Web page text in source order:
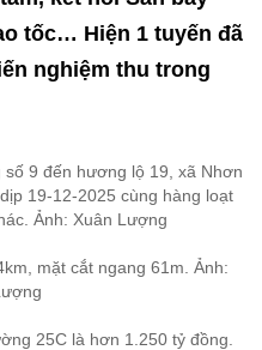
tốc… Hiện 1 tuyến đã
nghiệm thu trong
9 đến hương lộ 19, xã Nhơn
19-12-2025 cùng hàng loạt
Ảnh: Xuân Lượng
mặt cắt ngang 61m. Ảnh:
25C là hơn 1.250 tỷ đồng.